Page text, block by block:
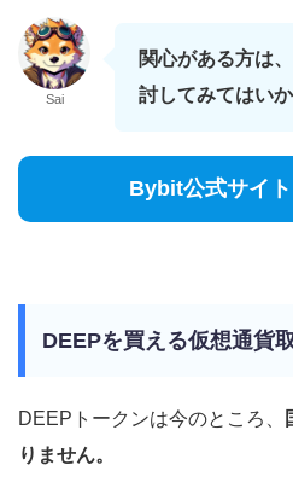
Sai
関心がある方は、
討してみてはい
Bybit公式サイ
DEEPを買える仮想通貨
DEEPトークンは今のところ、
りません。